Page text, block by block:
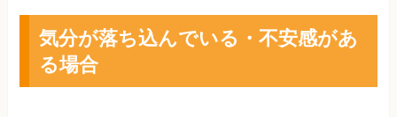
気分が落ち込んでいる・不安感があ
る場合